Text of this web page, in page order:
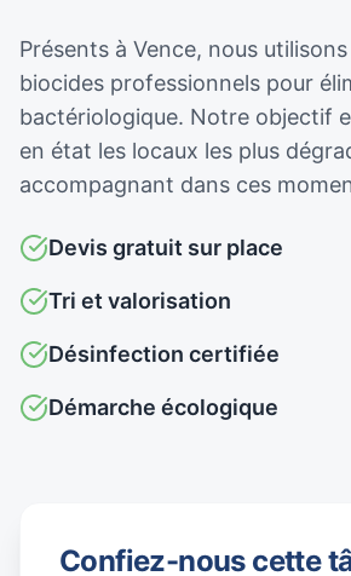
Présents à Vence, nous
biocides professionnels pour
bactériologique. Notre objectif
en état les locaux les plus
accompagnant dans ces
Devis gratuit sur place
Tri et valorisation
Désinfection certifiée
Démarche écologique
Confiez-nous cette